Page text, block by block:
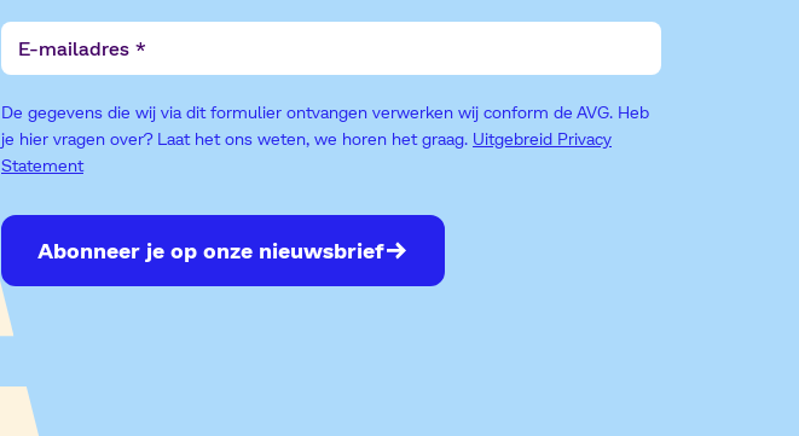
E-
mailadres
De gegevens die wij via dit formulier ontvangen verwerken wij conform de AVG. Heb
je hier vragen over? Laat het ons weten, we horen het graag. Uitgebreid Privacy
Statement
Abonneer je op onze nieuwsbrief